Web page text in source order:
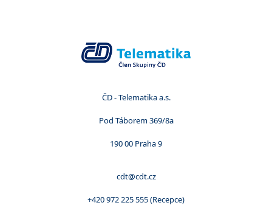
ČD - Telematika a.s.
Pod Táborem 369/8a
190 00 Praha 9
cdt@cdt.cz
+420 972 225 555 (Recepce)